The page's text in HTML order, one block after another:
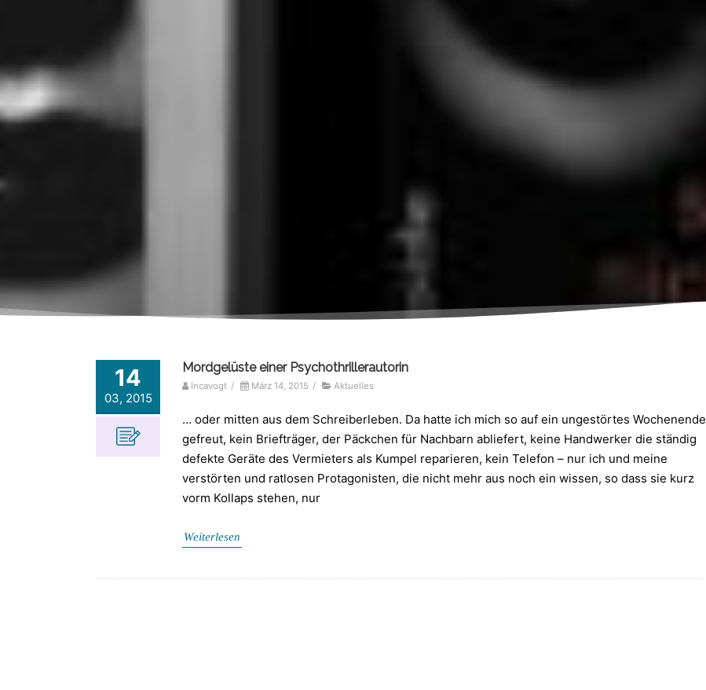
14
03, 2015
Mordgelüste einer Psychothrillerautorin
Incavogt / März 14, 2015 / Aktuelles
… oder mitten aus dem Schreiberleben. Da hatte ich mich so auf ein ungestörtes Wochenende
gefreut, kein Briefträger, der Päckchen für Nachbarn abliefert, keine Handwerker die ständig
defekte Geräte des Vermieters als Kumpel reparieren, kein Telefon – nur ich und meine
verstörten und ratlosen Protagonisten, die nicht mehr aus noch ein wissen, so dass sie kurz
vorm Kollaps stehen, nur
Weiterlesen